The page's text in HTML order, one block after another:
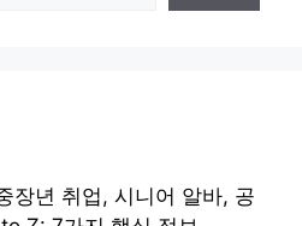
장년 취업, 시니어 알바, 공